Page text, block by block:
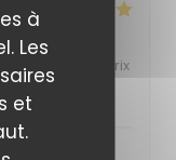
à
Les
et
/5
Qualité / Prix